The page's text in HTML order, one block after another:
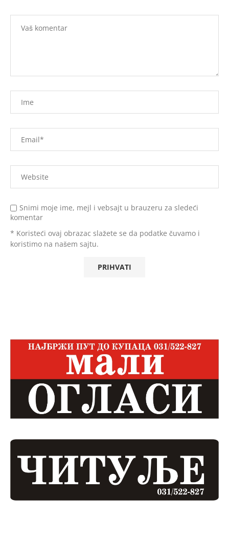
Snimi moje ime, mejl i vebsajt u brauzeru za sledeći
komentar
* Koristeći ovaj obrazac slažete se da podatke čuvamo i
koristimo na našem sajtu.